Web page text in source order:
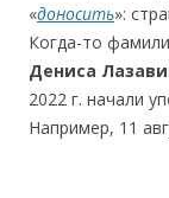
«доносить»:
Когда-то
Дениса
2022 г. начали
Например, 11